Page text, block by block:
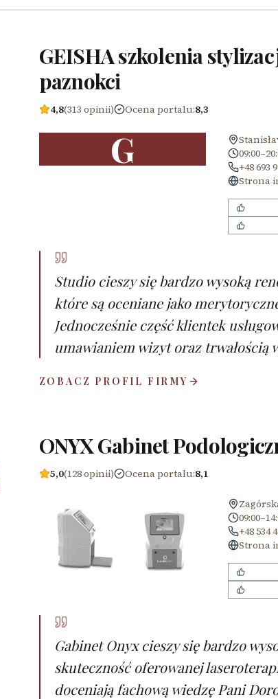
GEISHA szkolenia
paznokci
4,8(313 opinii) Ocena portalu:8,3
G
+48 693
Strona
Wysoki
Studio cieszy się bardzo wysoką
które są oceniane jako
Jednocześnie część klientek
umawianiem wizyt oraz trwałością
ZOBACZ PROFIL FIRMY
ONYX Gabinet
5,0(128 opinii) Ocena portalu:8,1
+48 534
Strona
miła i
Gabinet Onyx cieszy się bardzo
skuteczność oferowanej
doceniają fachową wiedzę Pani